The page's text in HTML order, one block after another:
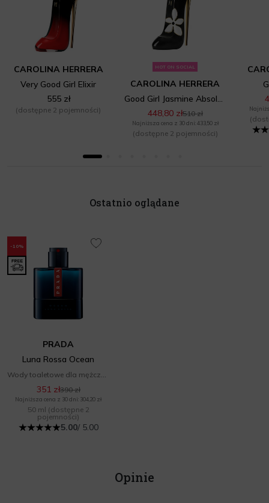
CAROLINA HERRERA
Very Good Girl Elixir
555 zł
(dostępne 2 pojemności)
HOT ON SOCIAL
CAROLINA HERRERA
Good Girl Jasmine Absolute
448,80 zł510 zł
Najniższa cena z 30 dni: 433,50 zł
(dostępne 2 pojemności)
Ostatnio oglądane
-10%
PRADA
Luna Rossa Ocean
351 zł390 zł
Najniższa cena z 30 dni: 304,20 zł
50 ml (dostępne 2
pojemności)
5.00/ 5.00
Opinie